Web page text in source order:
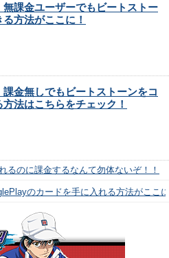
無課金ユーザーでもビートストー
方法がここに！
課金無しでもビートストーンをコ
法はこちらをチェック！
るのに課金するなんて勿体ないぞ！！
のカードを手に入れる方法がここ